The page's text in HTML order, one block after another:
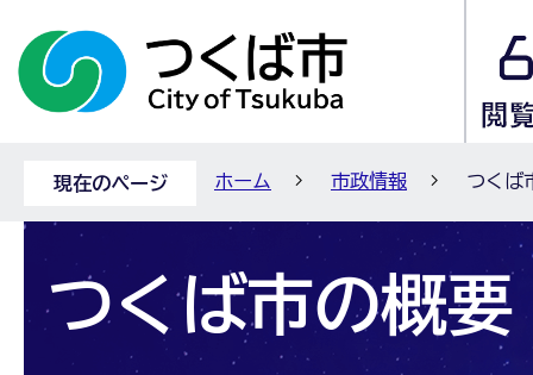
現在のページ ホーム 市政情報 つくば
つくば市の概要